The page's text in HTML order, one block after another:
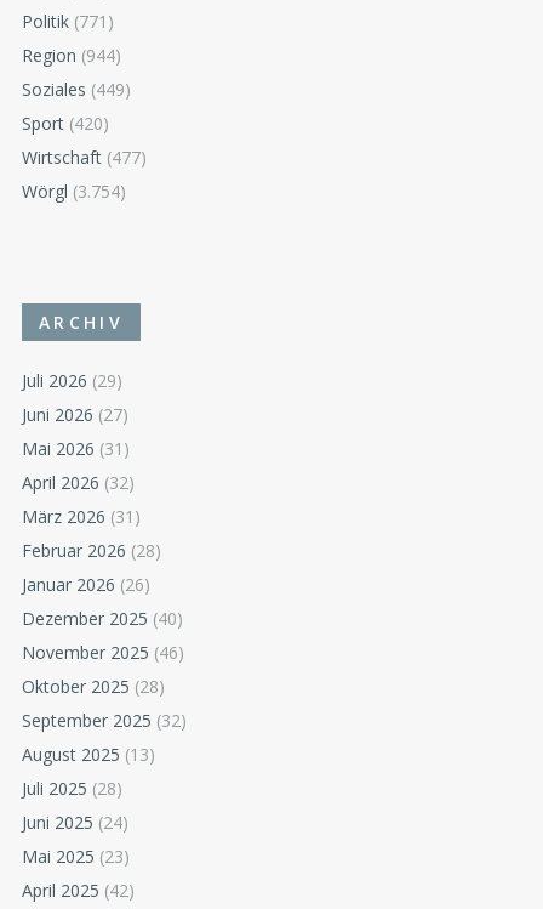
Politik (771)
Region (944)
Soziales (449)
Sport (420)
Wirtschaft (477)
Wörgl (3.754)
ARCHIV
Juli 2026 (29)
Juni 2026 (27)
Mai 2026 (31)
April 2026 (32)
März 2026 (31)
Februar 2026 (28)
Januar 2026 (26)
Dezember 2025 (40)
November 2025 (46)
Oktober 2025 (28)
September 2025 (32)
August 2025 (13)
Juli 2025 (28)
Juni 2025 (24)
Mai 2025 (23)
April 2025 (42)